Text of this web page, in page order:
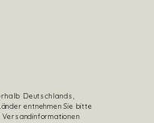
Deutschlands,
entnehmen Sie bitte